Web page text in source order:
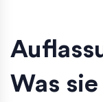
Was